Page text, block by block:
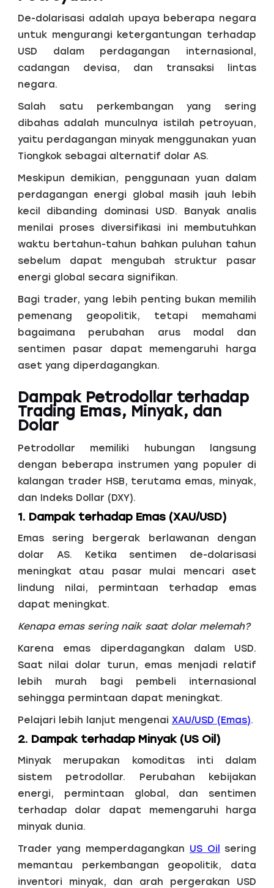
De-dolarisasi adalah upaya beberapa negara
untuk mengurangi ketergantungan terhadap
USD dalam perdagangan internasional,
cadangan devisa, dan transaksi lintas
negara.
Salah satu perkembangan yang sering
dibahas adalah munculnya istilah petroyuan,
yaitu perdagangan minyak menggunakan yuan
Tiongkok sebagai alternatif dolar AS.
Meskipun demikian, penggunaan yuan dalam
perdagangan energi global masih jauh lebih
kecil dibanding dominasi USD. Banyak analis
menilai proses diversifikasi ini membutuhkan
waktu bertahun-tahun bahkan puluhan tahun
sebelum dapat mengubah struktur pasar
energi global secara signifikan.
Bagi trader, yang lebih penting bukan memilih
pemenang geopolitik, tetapi memahami
bagaimana perubahan arus modal dan
sentimen pasar dapat memengaruhi harga
aset yang diperdagangkan.
Dampak Petrodollar terhadap
Trading Emas, Minyak, dan
Dolar
Petrodollar memiliki hubungan langsung
dengan beberapa instrumen yang populer di
kalangan trader HSB, terutama emas, minyak,
dan Indeks Dollar (DXY).
1. Dampak terhadap Emas (XAU/USD)
Emas sering bergerak berlawanan dengan
dolar AS. Ketika sentimen de-dolarisasi
meningkat atau pasar mulai mencari aset
lindung nilai, permintaan terhadap emas
dapat meningkat.
Kenapa emas sering naik saat dolar melemah?
Karena emas diperdagangkan dalam USD.
Saat nilai dolar turun, emas menjadi relatif
lebih murah bagi pembeli internasional
sehingga permintaan dapat meningkat.
Pelajari lebih lanjut mengenai XAU/USD (Emas).
2. Dampak terhadap Minyak (US Oil)
Minyak merupakan komoditas inti dalam
sistem petrodollar. Perubahan kebijakan
energi, permintaan global, dan sentimen
terhadap dolar dapat memengaruhi harga
minyak dunia.
Trader yang memperdagangkan US Oil sering
memantau perkembangan geopolitik, data
inventori minyak, dan arah pergerakan USD